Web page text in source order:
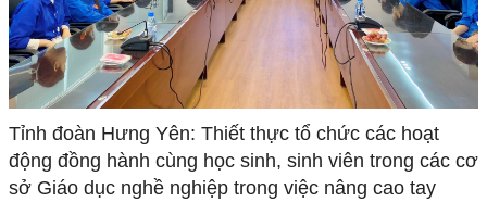
Tỉnh đoàn Hưng Yên: Thiết thực tổ chức các hoạt
động đồng hành cùng học sinh, sinh viên trong các cơ
sở Giáo dục nghề nghiệp trong việc nâng cao tay